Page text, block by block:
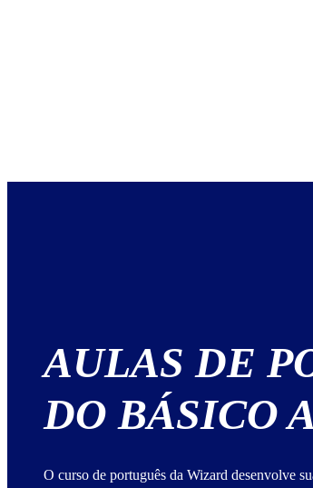
AULAS DE
DO BÁSICO
O curso de português da Wizard desenvolve